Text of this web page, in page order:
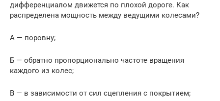
дифференциалом движется по плохой дороге. Как
распределена мощность между ведущими колесами?
А — поровну;
Б — обратно пропорционально частоте вращения
каждого из колес;
В — в зависимости от сил сцепления с покрытием;